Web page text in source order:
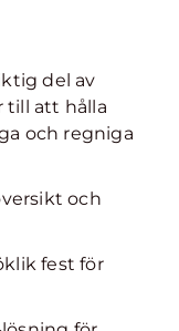
del av
till att hålla
och regniga
och
fest för